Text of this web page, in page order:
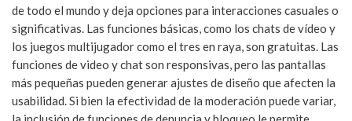
de todo el mundo y deja opciones para interacciones casuales o
significativas. Las funciones básicas, como los chats de vídeo y
los juegos multijugador como el tres en raya, son gratuitas. Las
funciones de video y chat son responsivas, pero las pantallas
más pequeñas pueden generar ajustes de diseño que afecten la
usabilidad. Si bien la efectividad de la moderación puede variar,